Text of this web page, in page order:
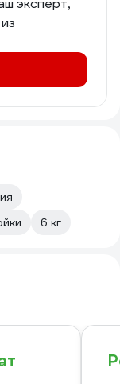
эксперт,
6 кг